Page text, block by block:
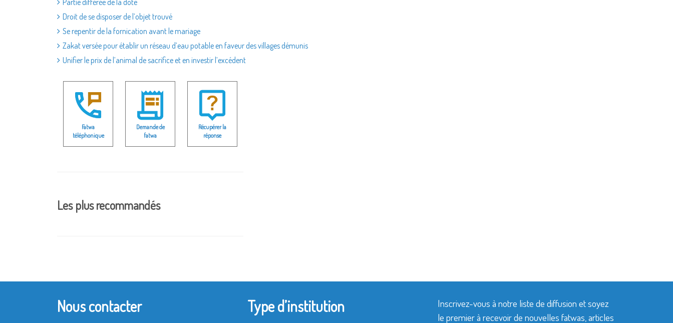
Droit de se disposer de l’objet trouvé
Se repentir de la fornication avant le mariage
Zakat versée pour établir un réseau d’eau potable en faveur des villages démunis
Unifier le prix de l’animal de sacrifice et en investir l’excédent
Fatwa
téléphonique
Demande de
fatwa
Récupérer la
réponse
Les plus recommandés
Nous contacter Type d’institution
Inscrivez-vous à notre liste de diffusion et soyez
le premier à recevoir de nouvelles fatwas, articles